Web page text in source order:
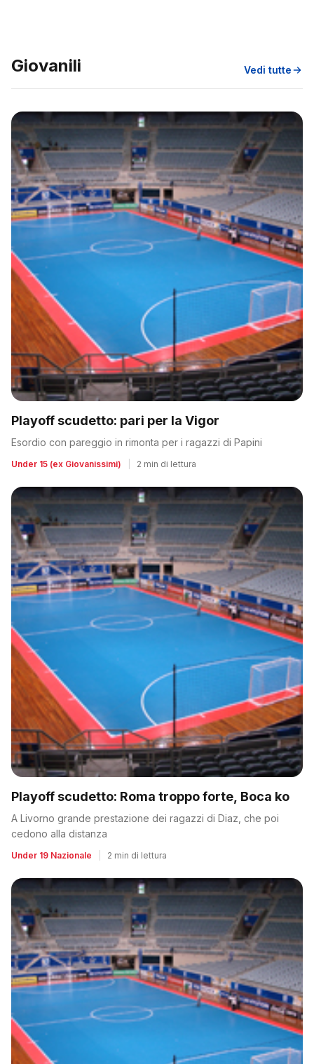
Giovanili Vedi tutte
Playoff scudetto: pari per la Vigor
Esordio con pareggio in rimonta per i ragazzi di Papini
Under 15 (ex Giovanissimi) 2 min di lettura
Playoff scudetto: Roma troppo forte, Boca ko
A Livorno grande prestazione dei ragazzi di Diaz, che poi
cedono alla distanza
Under 19 Nazionale 2 min di lettura